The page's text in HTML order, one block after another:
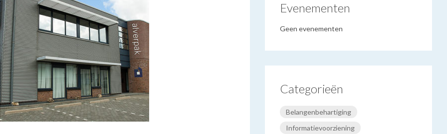
Evenementen
Geen evenementen
Categorieën
Belangenbehartiging
Informatievoorziening